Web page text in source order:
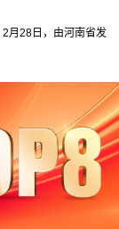
月28日，由河南省发